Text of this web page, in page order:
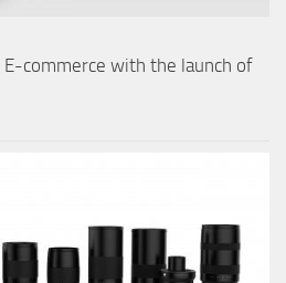
commerce with the launch of